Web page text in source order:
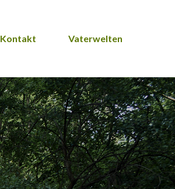
Kontakt Vaterwelten